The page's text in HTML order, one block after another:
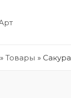
Товары Сакура